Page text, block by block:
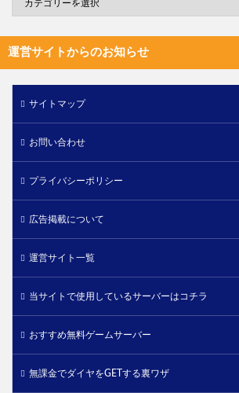
運営サイトからのお知らせ
サイトマップ
お問い合わせ
プライバシーポリシー
広告掲載について
運営サイト一覧
当サイトで使用しているサーバーはコチラ
おすすめ無料ゲームサーバー
無課金でダイヤをGETする裏ワザ